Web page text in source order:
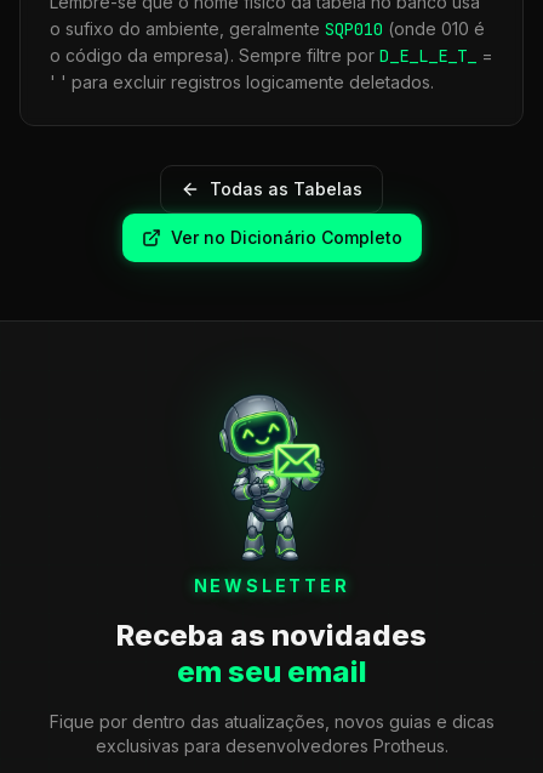
o sufixo do ambiente, geralmente SQP010 (onde 010 é
o código da empresa). Sempre filtre por D_E_L_E_T_
=
' ' para excluir registros logicamente deletados.
Todas as Tabelas
Ver no Dicionário Completo
NEWSLETTER
Receba as novidades
em seu email
Fique por dentro das atualizações, novos guias e dicas
exclusivas para desenvolvedores Protheus.